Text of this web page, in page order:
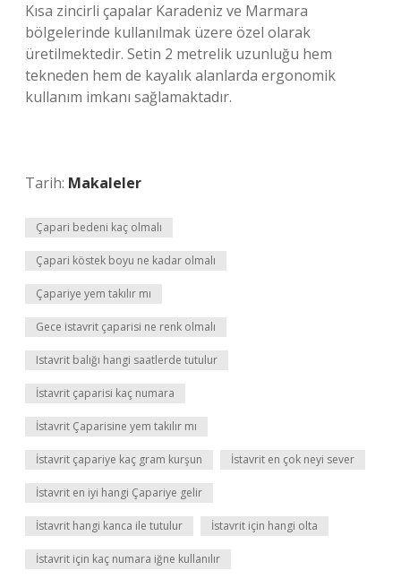
Kısa zincirli çapalar Karadeniz ve Marmara
bölgelerinde kullanılmak üzere özel olarak
üretilmektedir. Setin 2 metrelik uzunluğu hem
tekneden hem de kayalık alanlarda ergonomik
kullanım imkanı sağlamaktadır.
Tarih: Makaleler
Çapari bedeni kaç olmalı
Çapari köstek boyu ne kadar olmalı
Çapariye yem takılır mı
Gece istavrit çaparisi ne renk olmalı
Istavrit balığı hangi saatlerde tutulur
İstavrit çaparisi kaç numara
İstavrit Çaparisine yem takılır mı
İstavrit çapariye kaç gram kurşun İstavrit en çok neyi sever
İstavrit en iyi hangi Çapariye gelir
İstavrit hangi kanca ile tutulur İstavrit için hangi olta
İstavrit için kaç numara iğne kullanılır